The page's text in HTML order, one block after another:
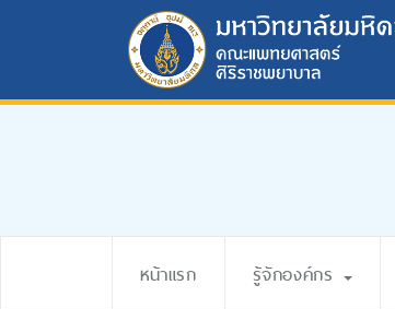
หน้าแรก รู้จักองค์กร